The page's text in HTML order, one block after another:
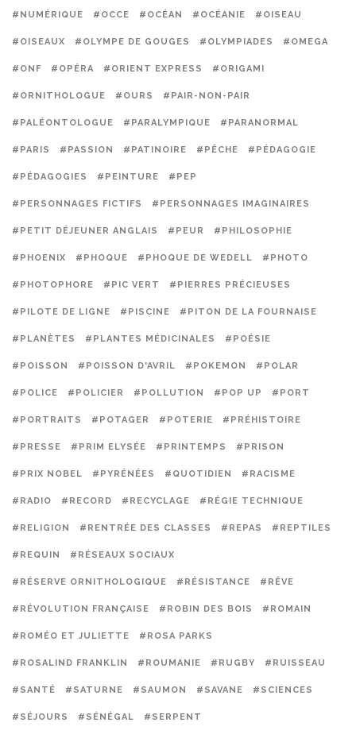
#NUMÉRIQUE #OCCE #OCÉAN #OCÉANIE #OISEAU
#OISEAUX #OLYMPE DE GOUGES #OLYMPIADES #OMEGA
#ONF #OPÉRA #ORIENT EXPRESS #ORIGAMI
#ORNITHOLOGUE #OURS #PAIR-NON-PAIR
#PALÉONTOLOGUE #PARALYMPIQUE #PARANORMAL
#PARIS #PASSION #PATINOIRE #PÊCHE #PÉDAGOGIE
#PÉDAGOGIES #PEINTURE #PEP
#PERSONNAGES FICTIFS #PERSONNAGES IMAGINAIRES
#PETIT DÉJEUNER ANGLAIS #PEUR #PHILOSOPHIE
#PHOENIX #PHOQUE #PHOQUE DE WEDELL #PHOTO
#PHOTOPHORE #PIC VERT #PIERRES PRÉCIEUSES
#PILOTE DE LIGNE #PISCINE #PITON DE LA FOURNAISE
#PLANÈTES #PLANTES MÉDICINALES #POÉSIE
#POISSON #POISSON D'AVRIL #POKEMON #POLAR
#POLICE #POLICIER #POLLUTION #POP UP #PORT
#PORTRAITS #POTAGER #POTERIE #PRÉHISTOIRE
#PRESSE #PRIM ELYSÉE #PRINTEMPS #PRISON
#PRIX NOBEL #PYRÉNÉES #QUOTIDIEN #RACISME
#RADIO #RECORD #RECYCLAGE #RÉGIE TECHNIQUE
#RELIGION #RENTRÉE DES CLASSES #REPAS #REPTILES
#REQUIN #RÉSEAUX SOCIAUX
#RÉSERVE ORNITHOLOGIQUE #RÉSISTANCE #RÊVE
#RÉVOLUTION FRANÇAISE #ROBIN DES BOIS #ROMAIN
#ROMÉO ET JULIETTE #ROSA PARKS
#ROSALIND FRANKLIN #ROUMANIE #RUGBY #RUISSEAU
#SANTÉ #SATURNE #SAUMON #SAVANE #SCIENCES
#SÉJOURS #SÉNÉGAL #SERPENT